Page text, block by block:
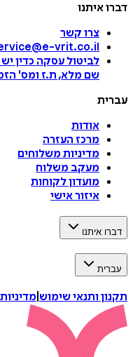
דברו איתנו
צרו קשר
vrit.co.il
לביטול עסקה כדין
שם מלא, ת.ז ומס'
עברית
אודות
מרכז העזרה
מדיניות משלוחים
מעקב משלוח
מועדון לקוחות
איזור אישי
דברו איתנו
עברית
תקנון ותנאי שימוש